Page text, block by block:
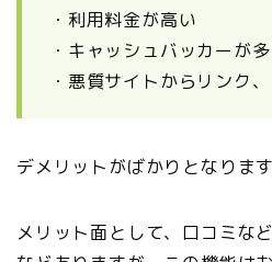
・利用料金が高い
・キャッシュバッカーが
・悪質サイトからリンク
デメリットがばかりとなります
メリット面として、口コミな